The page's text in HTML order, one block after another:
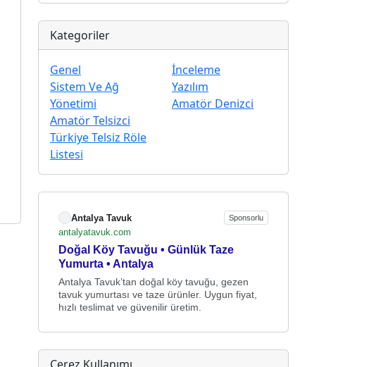
Kategoriler
Genel
Sistem Ve Ağ
Yönetimi
Amatör Telsizci
Türkiye Telsiz Röle
Listesi
İnceleme
Yazılım
Amatör Denizci
Antalya Tavuk Sponsorlu
antalyatavuk.com
Doğal Köy Tavuğu • Günlük Taze
Yumurta • Antalya
Antalya Tavuk’tan doğal köy tavuğu, gezen
tavuk yumurtası ve taze ürünler. Uygun fiyat,
hızlı teslimat ve güvenilir üretim.